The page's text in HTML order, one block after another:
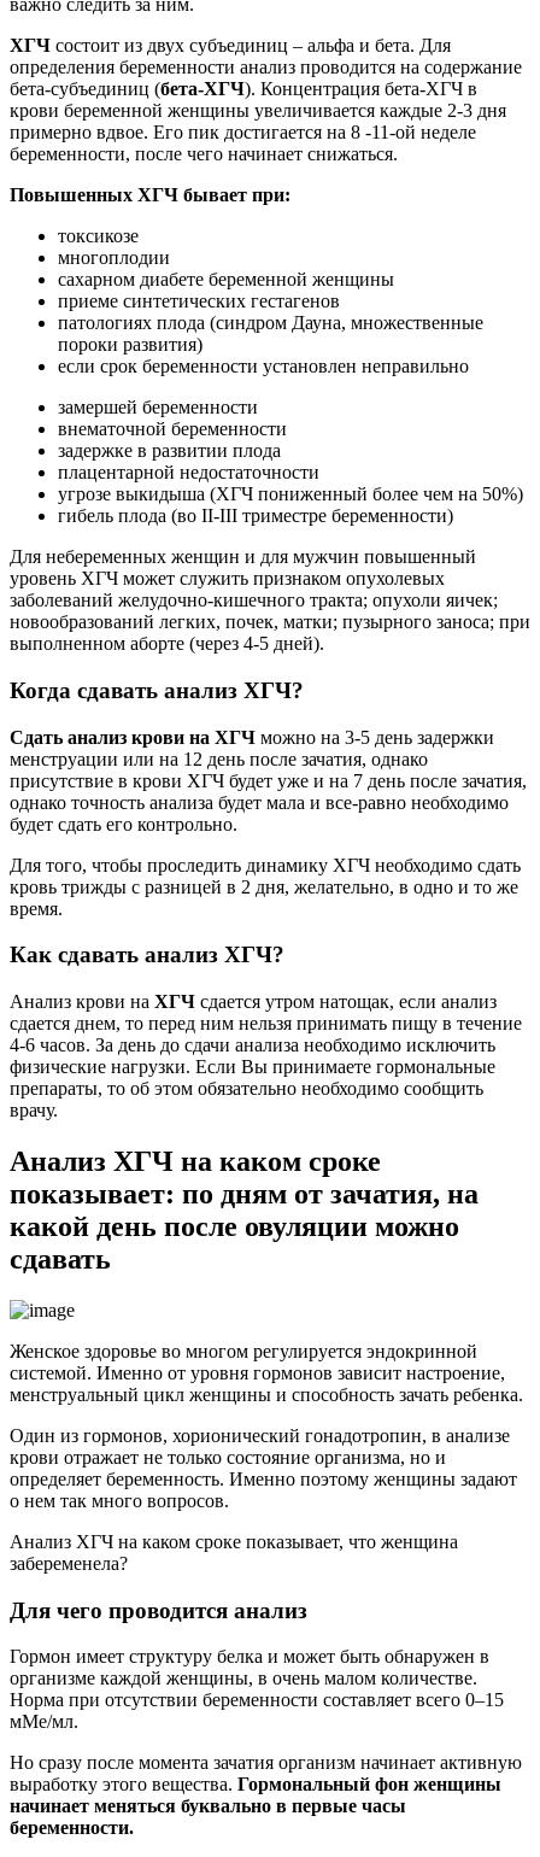
важно следить за ним.
ХГЧ состоит из двух субъединиц – альфа и бета. Для
определения беременности анализ проводится на содержание
бета-субъединиц (бета-ХГЧ). Концентрация бета-ХГЧ в
крови беременной женщины увеличивается каждые 2-3 дня
примерно вдвое. Его пик достигается на 8 -11-ой неделе
беременности, после чего начинает снижаться.
Повышенных ХГЧ бывает при:
токсикозе
многоплодии
сахарном диабете беременной женщины
приеме синтетических гестагенов
патологиях плода (синдром Дауна, множественные
пороки развития)
если срок беременности установлен неправильно
замершей беременности
внематочной беременности
задержке в развитии плода
плацентарной недостаточности
угрозе выкидыша (ХГЧ пониженный более чем на 50%)
гибель плода (во II-III триместре беременности)
Для небеременных женщин и для мужчин повышенный
уровень ХГЧ может служить признаком опухолевых
заболеваний желудочно-кишечного тракта; опухоли яичек;
новообразований легких, почек, матки; пузырного заноса; при
выполненном аборте (через 4-5 дней).
Когда сдавать анализ ХГЧ?
Сдать анализ крови на ХГЧ можно на 3-5 день задержки
менструации или на 12 день после зачатия, однако
присутствие в крови ХГЧ будет уже и на 7 день после зачатия,
однако точность анализа будет мала и все-равно необходимо
будет сдать его контрольно.
Для того, чтобы проследить динамику ХГЧ необходимо сдать
кровь трижды с разницей в 2 дня, желательно, в одно и то же
время.
Как сдавать анализ ХГЧ?
Анализ крови на ХГЧ сдается утром натощак, если анализ
сдается днем, то перед ним нельзя принимать пищу в течение
4-6 часов. За день до сдачи анализа необходимо исключить
физические нагрузки. Если Вы принимаете гормональные
препараты, то об этом обязательно необходимо сообщить
врачу.
Анализ ХГЧ на каком сроке
показывает: по дням от зачатия, на
какой день после овуляции можно
сдавать
Женское здоровье во многом регулируется эндокринной
системой. Именно от уровня гормонов зависит настроение,
менструальный цикл женщины и способность зачать ребенка.
Один из гормонов, хорионический гонадотропин, в анализе
крови отражает не только состояние организма, но и
определяет беременность. Именно поэтому женщины задают
о нем так много вопросов.
Анализ ХГЧ на каком сроке показывает, что женщина
забеременела?
Для чего проводится анализ
Гормон имеет структуру белка и может быть обнаружен в
организме каждой женщины, в очень малом количестве.
Норма при отсутствии беременности составляет всего 0–15
мМе/мл.
Но сразу после момента зачатия организм начинает активную
выработку этого вещества. Гормональный фон женщины
начинает меняться буквально в первые часы
беременности.